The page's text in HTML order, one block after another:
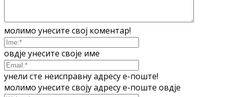
молимо унесите свој коментар!
овдје унесите своје име
унели сте неисправну адресу е-поште!
молимо унесите своју адресу е-поште овдје